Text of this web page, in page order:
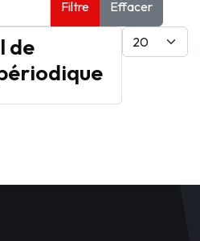
Filtre
Effacer
Afficher #
de